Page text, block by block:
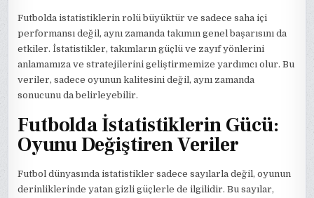
Futbolda istatistiklerin rolü büyüktür ve sadece saha içi
performansı değil, aynı zamanda takımın genel başarısını da
etkiler. İstatistikler, takımların güçlü ve zayıf yönlerini
anlamamıza ve stratejilerini geliştirmemize yardımcı olur. Bu
veriler, sadece oyunun kalitesini değil, aynı zamanda
sonucunu da belirleyebilir.
Futbolda İstatistiklerin Gücü:
Oyunu Değiştiren Veriler
Futbol dünyasında istatistikler sadece sayılarla değil, oyunun
derinliklerinde yatan gizli güçlerle de ilgilidir. Bu sayılar,